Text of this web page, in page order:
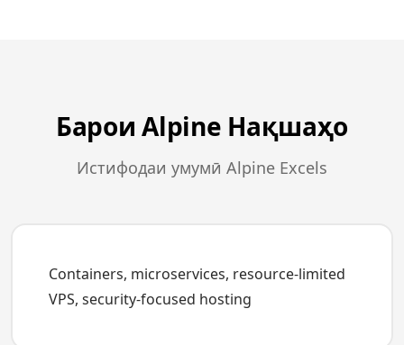
Барои Alpine Нақшаҳо
Истифодаи умумӣ Alpine Excels
Containers, microservices, resource-limited
VPS, security-focused hosting